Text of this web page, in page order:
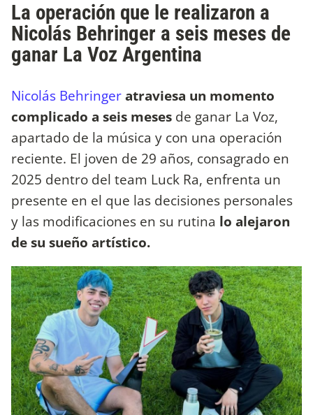
La operación que le realizaron a
Nicolás Behringer a seis meses de
ganar La Voz Argentina
Nicolás Behringeratraviesa un momento
complicado a seis meses de ganar La Voz,
apartado de la música y con una operación
reciente. El joven de 29 años, consagrado en
2025 dentro del team Luck Ra, enfrenta un
presente en el que las decisiones personales
y las modificaciones en su rutina lo alejaron
de su sueño artístico.